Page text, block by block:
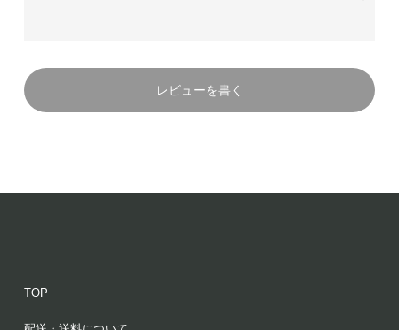
レビューを書く
TOP